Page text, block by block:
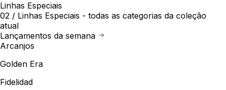
Linhas Especiais
02 / Linhas Especiais - todas as categorias da coleção
atual
Lançamentos da semana
Arcanjos
Golden Era
Fidelidad